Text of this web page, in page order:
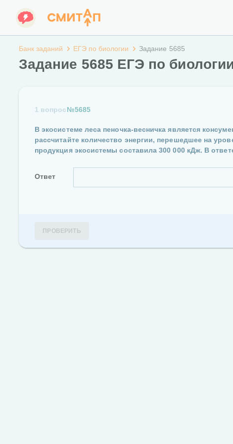
Банк заданий ЕГЭ по биологии Задание 5685
Задание 5685 ЕГЭ по
1 вопрос№5685
В экосистеме леса пеночка-весничка является
рассчитайте количество энергии, перешедшее на
продукция экосистемы составила 300 000 кДж. В
Ответ
ПРОВЕРИТЬ